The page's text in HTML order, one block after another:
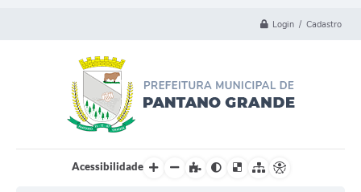
Login / Cadastro
Acessibilidade